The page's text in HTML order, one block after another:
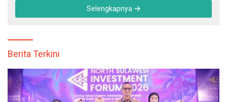
Selengkapnya
Berita Terkini